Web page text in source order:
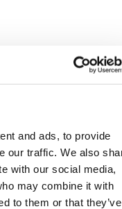
and ads, to provide
our traffic. We also
with our social media,
may combine it with
to them or that they’ve